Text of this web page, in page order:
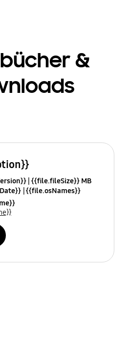
&
{{file.fileSize}} MB
{{file.osNames}}